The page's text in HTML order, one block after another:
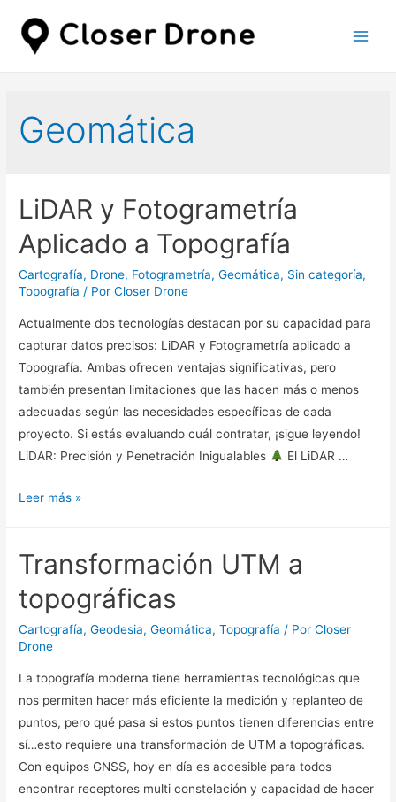
Geomática
LiDAR y Fotogrametría
Aplicado a Topografía
Cartografía, Drone, Fotogrametría,Geomática, Sin categoría,
Topografía / PorCloser Drone
Actualmente dos tecnologías destacan por su capacidad para
capturar datos precisos: LiDAR y Fotogrametría aplicado a
Topografía. Ambas ofrecen ventajas significativas, pero
también presentan limitaciones que las hacen más o menos
adecuadas según las necesidades específicas de cada
proyecto. Si estás evaluando cuál contratar, ¡sigue leyendo!
LiDAR: Precisión y Penetración Inigualables
El LiDAR …
Leer más »
Transformación UTM a
topográficas
Cartografía,Geodesia,Geomática,Topografía / PorCloser
Drone
La topografía moderna tiene herramientas tecnológicas que
nos permiten hacer más eficiente la medición y replanteo de
puntos, pero qué pasa si estos puntos tienen diferencias entre
sí…esto requiere una transformación de UTM a topográficas.
Con equipos GNSS, hoy en día es accesible para todos
encontrar receptores multi constelación y capacidad de hacer